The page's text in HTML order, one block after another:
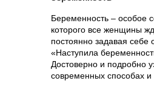
Беременность – особое
которого все женщины
постоянно задавая себе
«Наступила
Достоверно и подробно
современных способах и